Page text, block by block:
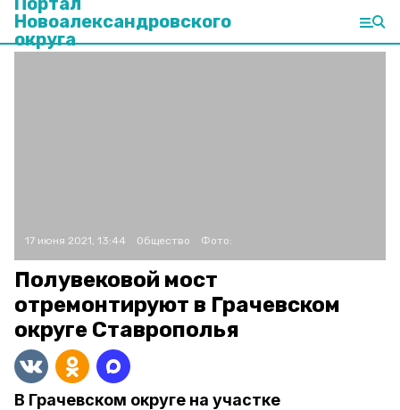
Новоалександровского
округа
17 июня 2021, 13:44 Общество Фото:
Полувековой мост
отремонтируют в Грачевском
округе Ставрополья
В Грачевском округе на участке